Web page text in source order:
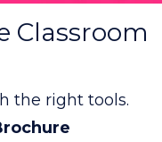
Classroom
the right tools.